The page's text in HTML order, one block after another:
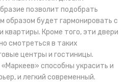
позволит подобрать
образом будет гармонировать с
квартиры. Кроме того, эти двери
смотреться в таких
центры и гостиницы.
способны украсить и
и легкий современный.